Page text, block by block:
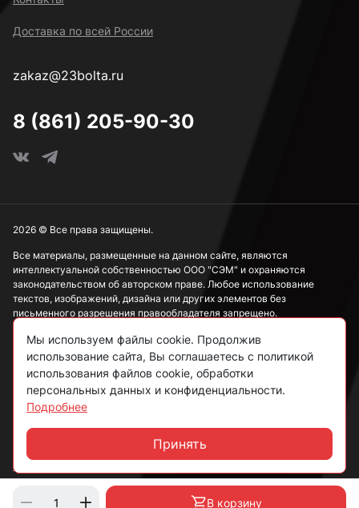
В корзину
Доставка по всей России
zakaz@23bolta.ru
8 (861) 205-90-30
Все материалы, размещенные на данном сайте, являются
интеллектуальной собственностью ООО "СЭМ" и охраняются
законодательством об авторском праве. Любое использование
текстов, изображений, дизайна или других элементов без
письменного разрешения правообладателя запрещено.
Информация, представленная на сайте, носит исключительно
ознакомительный характер и не может рассматриваться как
публичная оферта в соответствии со ст. 437 ГК РФ.
Политика конфиденциальности
Согласие на обработку данных
Пользовательское соглашение
2026 © Все права защищены.
Мы используем файлы cookie. Продолжив
использование сайта, Вы соглашаетесь с политикой
использования файлов cookie, обработки
персональных данных и конфиденциальности.
Подробнее
Принять
Чат